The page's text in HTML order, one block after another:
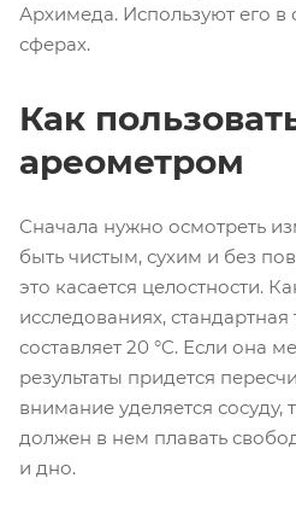
Архимеда. Используют его
сферах.
Как
ареометром
Сначала нужно осмотреть
быть чистым, сухим и без
это касается целостности.
исследованиях, стандартная
составляет 20 °C. Если она
результаты придется
внимание уделяется сосуду,
должен в нем плавать
и дно.